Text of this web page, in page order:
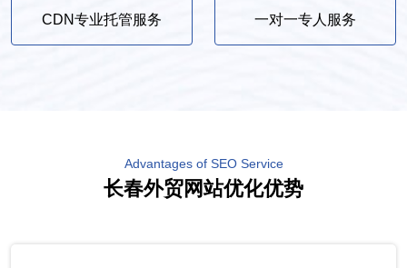
CDN专业托管服务 一对一专人服务
Advantages of SEO Service
长春外贸网站优化优势